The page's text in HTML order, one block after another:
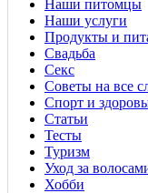
Наши питомцы
Наши услуги
Продукты и
Свадьба
Секс
Советы на все
Спорт и
Статьи
Тесты
Туризм
Уход за
Хобби